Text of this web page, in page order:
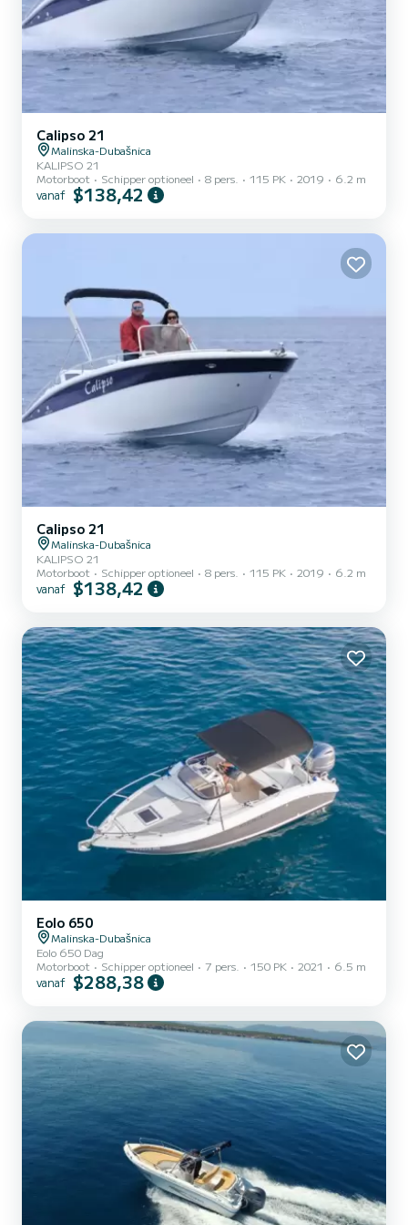
Calipso 21
Malinska-Dubašnica
KALIPSO 21
Motorboot
Schipper optioneel 8 pers. 115 PK 2019 6.2 m
vanaf $138,42
Calipso 21
Malinska-Dubašnica
KALIPSO 21
Motorboot
Schipper optioneel 8 pers. 115 PK 2019 6.2 m
vanaf $138,42
Eolo 650
Malinska-Dubašnica
Eolo 650 Dag
Motorboot
Schipper optioneel 7 pers. 150 PK 2021 6.5 m
vanaf $288,38